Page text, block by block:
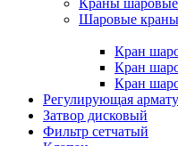
Краны
Шаровые краны
Кран
Кран
Кран
Регулирующая
Затвор дисковый
Фильтр сетчатый